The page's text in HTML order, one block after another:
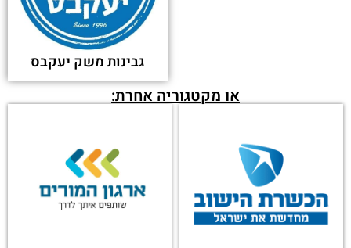
גבינות משק יעקבס
או מקטגוריה אחרת: